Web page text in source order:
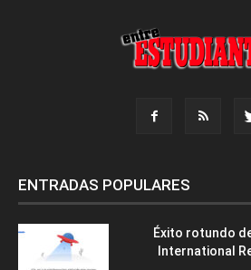
ENTRADAS POPULARES
Éxito rotundo
International